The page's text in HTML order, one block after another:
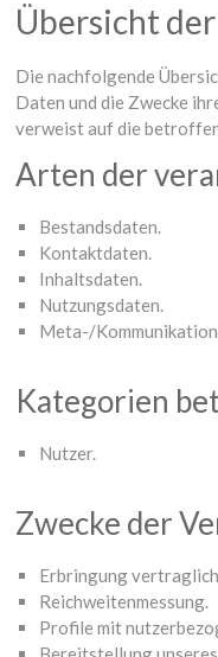
Übersicht
Die nachfolgende
Daten und die Zwecke
verweist auf die
Arten der
Bestandsdaten.
Kontaktdaten.
Inhaltsdaten.
Nutzungsdaten.
Meta-/
Kategorien
Nutzer.
Zwecke der
Erbringung
Reichweitenmessung.
Profile mit